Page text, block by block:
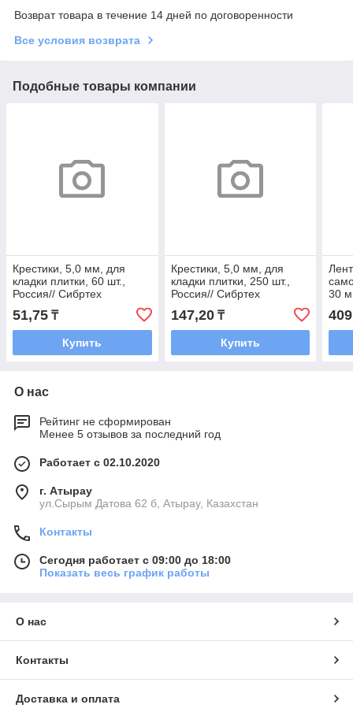
Возврат товара в течение 14 дней по договоренности
Все условия возврата
Подобные товары компании
Крестики, 5,0 мм, для
кладки плитки, 60 шт.,
Россия// Сибртех
51,75 ₸
Купить
Крестики, 5,0 мм, для
кладки плитки, 250 шт.,
Россия// Сибртех
147,20₸
Купить
30
О нас
Рейтинг не сформирован
Менее 5 отзывов за последний год
Работает с 02.10.2020
г. Атырау
ул.Сырым Датова 62 б, Атырау, Казахстан
Контакты
Сегодня работает с 09:00 до 18:00
Показать весь график работы
О нас
Контакты
Доставка и оплата